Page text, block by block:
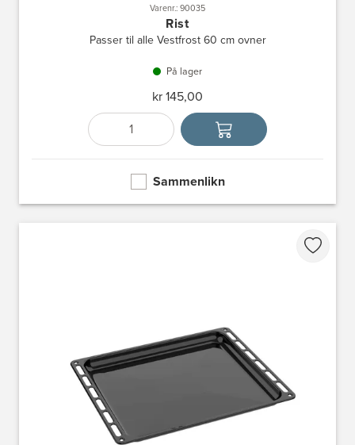
Varenr.: 90035
Rist
Passer til alle Vestfrost 60 cm ovner
På lager
kr 145,00
Antall
Velg enhet
Sammenlikn